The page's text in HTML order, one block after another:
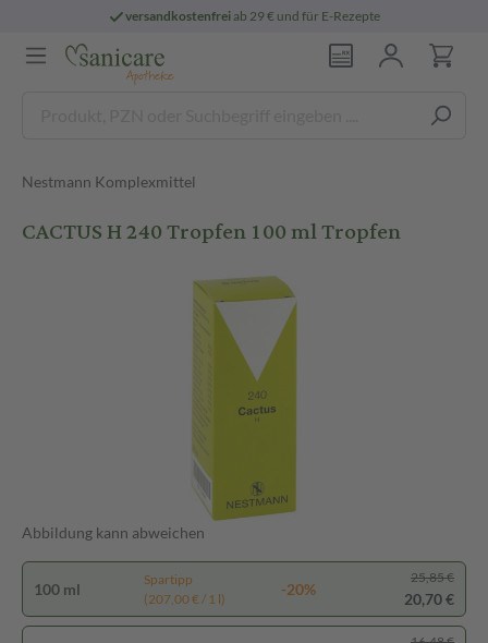
versandkostenfreiab 29 € und für E-Rezepte
Nestmann Komplexmittel
CACTUS H 240 Tropfen 100 ml Tropfen
Abbildung kann abweichen
100 ml
Spartipp
(207,00 € / 1 l)
-20%
25,85 €
20,70 €